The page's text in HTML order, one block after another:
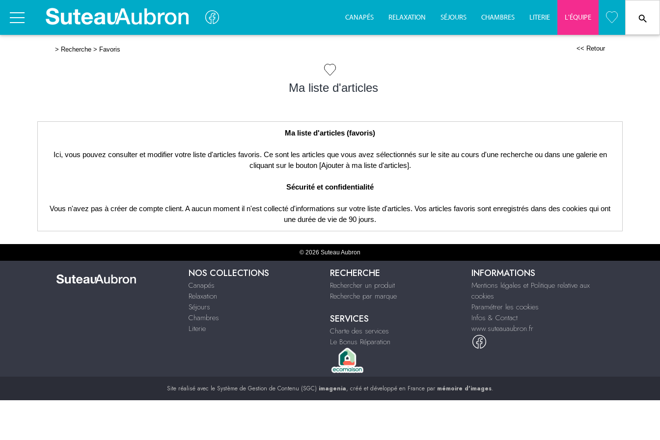
CANAPÉS RELAXATION SÉJOURS CHAMBRES LITERIE L'ÉQUIPE
> Recherche > Favoris << Retour
Ma liste d'articles
Ma liste d'articles (favoris)
Ici, vous pouvez consulter et modifier votre liste d'articles favoris. Ce sont les articles que vous avez sélectionnés sur le site au cours d'une recherche ou dans une galerie en
cliquant sur le bouton [Ajouter à ma liste d'articles].
Sécurité et confidentialité
Vous n'avez pas à créer de compte client. A aucun moment il n'est collecté d'informations sur votre liste d'articles. Vos articles favoris sont enregistrés dans des cookies qui ont
une durée de vie de 90 jours.
© 2026 Suteau Aubron
NOS COLLECTIONS
Canapés
Relaxation
Séjours
Chambres
Literie
RECHERCHE
Rechercher un produit
Recherche par marque
SERVICES
Charte des services
Le Bonus Réparation
INFORMATIONS
Mentions légales et Politique relative aux
cookies
Paramétrer les cookies
Infos & Contact
www.suteauaubron.fr
Site réalisé avec le Système de Gestion de Contenu (SGC) imagenia, créé et développé en France par mémoire d'images.